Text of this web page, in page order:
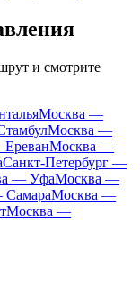
и смотрите
Москва —
Москва —
Москва —
Санкт-Петербург —
— УфаМосква —
Москва —
Москва —